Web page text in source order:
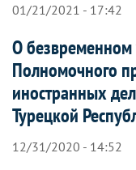
01/21/2021 - 17:42
О
Полномочного
иностранных
Турецкой
12/31/2020 - 14:52